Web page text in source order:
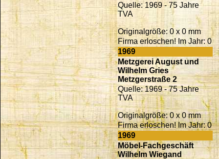
Quelle: 1969 - 75 Jahre
TVA
Originalgröße: 0 x 0 mm
Firma erloschen! Im Jahr: 0
1969
Metzgerei August und
Wilhelm Gries
Metzgerstraße 2
Quelle: 1969 - 75 Jahre
TVA
Originalgröße: 0 x 0 mm
Firma erloschen! Im Jahr: 0
1969
Möbel-Fachgeschäft
Wilhelm Wiegand